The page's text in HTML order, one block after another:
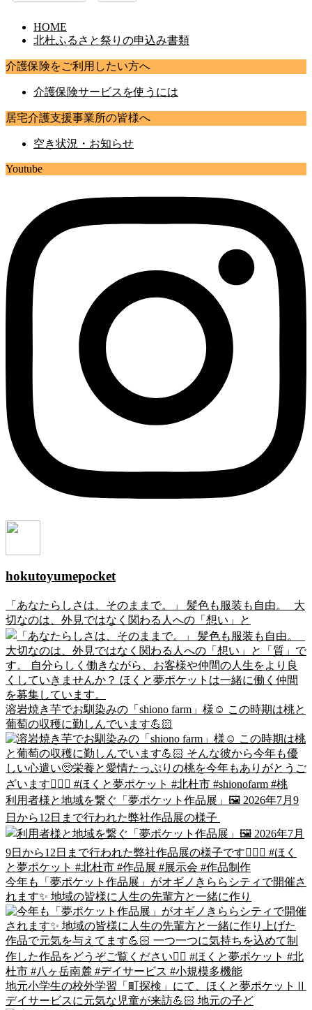
HOME
北杜ふるさと祭りの申込み書類
介護保険をご利用したい方へ
介護保険サービスを使うには
居宅介護支援事業所の皆様へ
空き状況・お知らせ
Youtube
hokutoyumepocket
「あなたらしさは、そのままで。」 髪色も服装も自由。 大
切なのは、外見ではなく関わる人への「想い」と
溶岩焼き芋でお馴染みの「shiono farm」様☺️ この時期は桃と
葡萄の収穫に勤しんでいます💪🏻
利用者様と地域を繋ぐ「夢ポケット作品展」🖼 2026年7月9
日から12日まで行われた弊社作品展の様子
今年も「夢ポケット作品展」がオギノきららシティで開催さ
れます✨ 地域の皆様に人生の先輩方と一緒に作り
地元小学生の校外学習「町探検」にて、ほくと夢ポケットⅡ
デイサービスに元気な児童が来訪💪🏻 地元の子ど